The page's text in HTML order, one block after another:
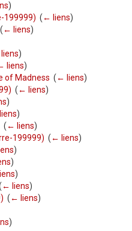
)
199999) ( ← liens)
( ← liens)
)
liens)
of Madness ( ← liens)
( ← liens)
)
)
( ← liens)
199999) ( ← liens)
)
)
)
← liens)
( ← liens)
)